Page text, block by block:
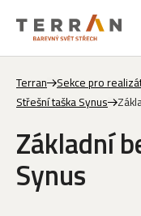
Terran Sekce pro
Střešní taška Synus
Základní
Synus